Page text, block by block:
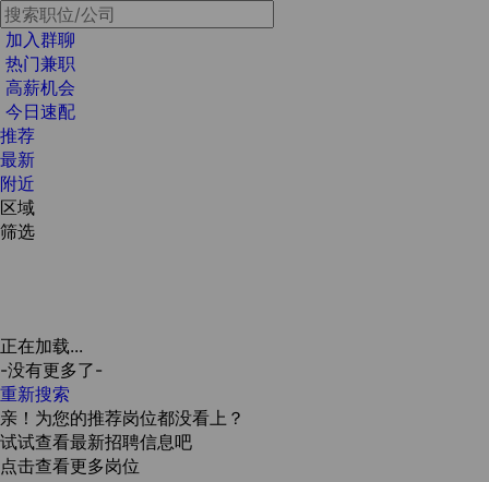
加入群聊
热门兼职
高薪机会
今日速配
推荐
最新
附近
区域
筛选
正在加载...
-没有更多了-
重新搜索
亲！为您的推荐岗位都没看上？
试试查看最新招聘信息吧
点击查看更多岗位